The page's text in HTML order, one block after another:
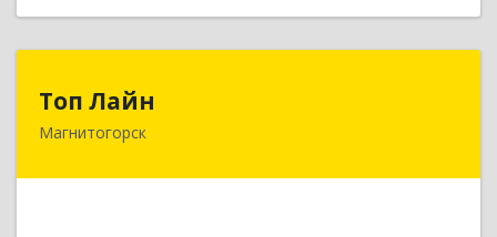
Топ Лайн
Магнитогорск454000, Челябинская обл, Магнитогорск г,